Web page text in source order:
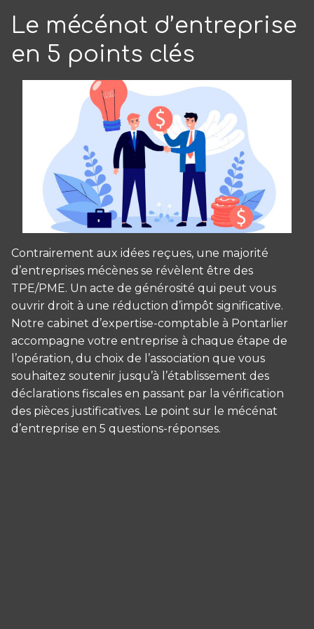
Le mécénat d’entreprise
en 5 points clés
Contrairement aux idées reçues, une majorité
d’entreprises mécènes se révèlent être des
TPE/PME. Un acte de générosité qui peut vous
ouvrir droit à une réduction d’impôt significative.
Notre cabinet d’expertise-comptable à Pontarlier
accompagne votre entreprise à chaque étape de
l’opération, du choix de l’association que vous
souhaitez soutenir jusqu’à l’établissement des
déclarations fiscales en passant par la vérification
des pièces justificatives. Le point sur le mécénat
d’entreprise en 5 questions-réponses.